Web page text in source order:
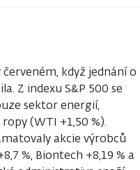
když jednání o
Z indexu S&P 500 se
sektor energií,
(WTI +1,50 %).
akcie výrobců
%, Biontech +8,19 % a